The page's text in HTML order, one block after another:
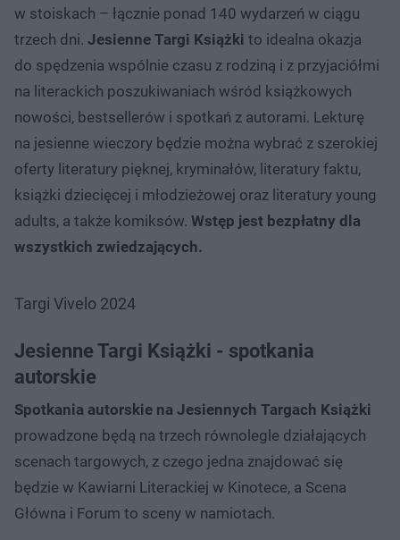
w stoiskach – łącznie ponad 140 wydarzeń w ciągu
trzech dni. Jesienne Targi Książki to idealna okazja
do spędzenia wspólnie czasu z rodziną i z przyjaciółmi
na literackich poszukiwaniach wśród książkowych
nowości, bestsellerów i spotkań z autorami. Lekturę
na jesienne wieczory będzie można wybrać z szerokiej
oferty literatury pięknej, kryminałów, literatury faktu,
książki dziecięcej i młodzieżowej oraz literatury young
adults, a także komiksów. Wstęp jest bezpłatny dla
wszystkich zwiedzających.
Targi Vivelo 2024
Jesienne Targi Książki - spotkania
autorskie
Spotkania autorskie na Jesiennych Targach Książki
prowadzone będą na trzech równolegle działających
scenach targowych, z czego jedna znajdować się
będzie w Kawiarni Literackiej w Kinotece, a Scena
Główna i Forum to sceny w namiotach.